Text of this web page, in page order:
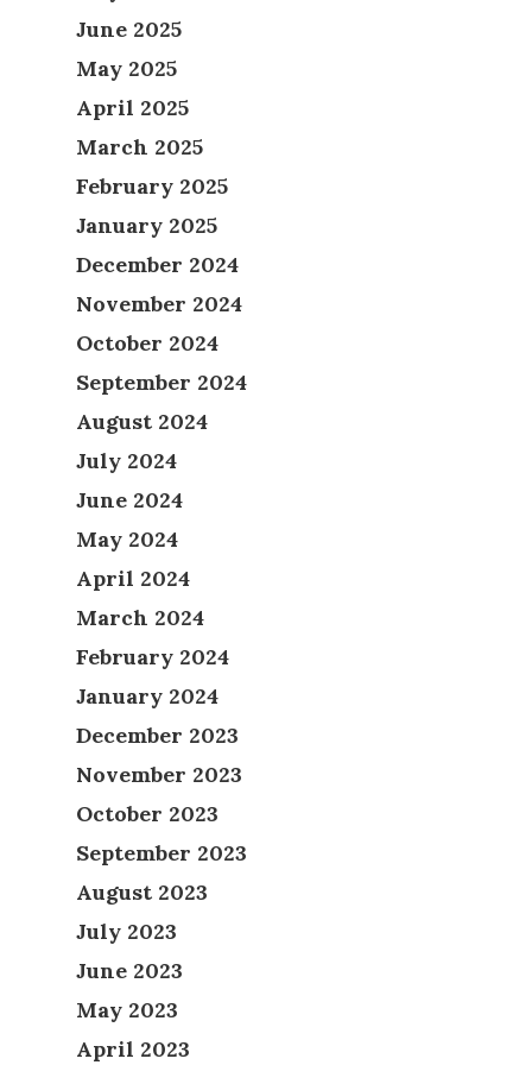
June 2025
May 2025
April 2025
March 2025
February 2025
January 2025
December 2024
November 2024
October 2024
September 2024
August 2024
July 2024
June 2024
May 2024
April 2024
March 2024
February 2024
January 2024
December 2023
November 2023
October 2023
September 2023
August 2023
July 2023
June 2023
May 2023
April 2023